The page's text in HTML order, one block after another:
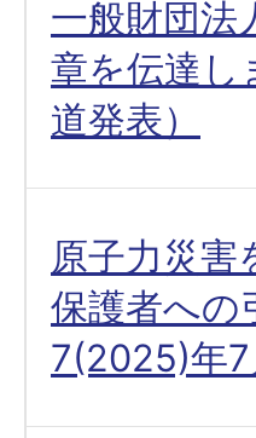
一般財団法
章を伝達し
道発表）
原子力災
保護者への
7(2025)年7